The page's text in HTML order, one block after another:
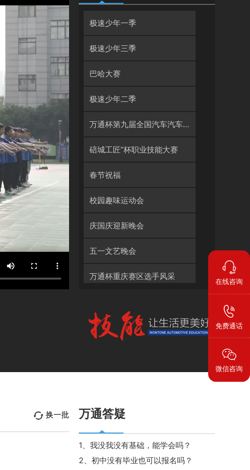
极速少年一季
极速少年三季
巴哈大赛
极速少年二季
万通杯第九届全国汽车汽车技
能大赛
碚城工匠”杯职业技能大赛
春节祝福
校园趣味运动会
庆国庆迎新晚会
五一文艺晚会
万通杯重庆赛区选手风采
万通杯全国技能大赛决赛
龙虎榜 决赛
换一批 万通答疑
1、我没我没有基础，能学会吗？
2、初中没有毕业也可以报名吗？
在线咨询
免费通话
微信咨询